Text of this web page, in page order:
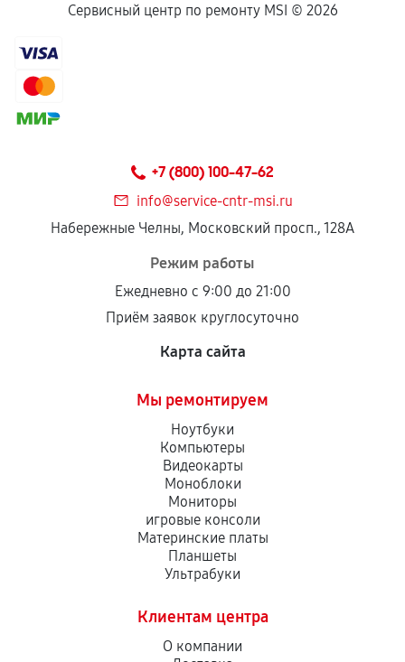
Сервисный центр по ремонту MSI © 2026
+7 (800) 100-47-62
info@service-cntr-msi.ru
Набережные Челны, Московский просп., 128А
Режим работы
Ежедневно с 9:00 до 21:00
Приём заявок круглосуточно
Карта сайта
Мы ремонтируем
Ноутбуки
Компьютеры
Видеокарты
Моноблоки
Мониторы
игровые консоли
Материнские платы
Планшеты
Ультрабуки
Клиентам центра
О компании